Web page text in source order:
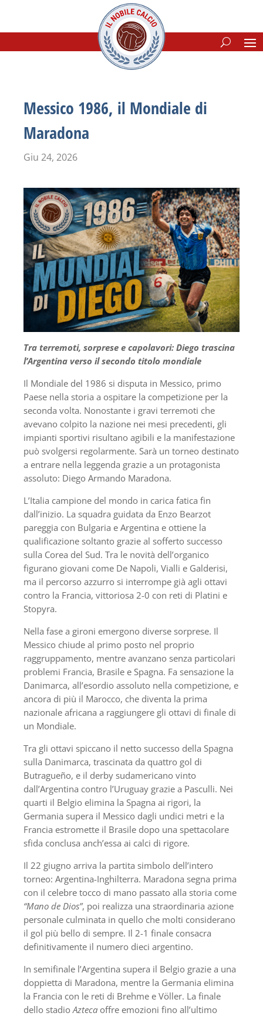
Messico 1986, il Mondiale di
Maradona
Giu 24, 2026
Tra terremoti, sorprese e capolavori: Diego trascina
l’Argentina verso il secondo titolo mondiale
Il Mondiale del 1986 si disputa in Messico, primo
Paese nella storia a ospitare la competizione per la
seconda volta. Nonostante i gravi terremoti che
avevano colpito la nazione nei mesi precedenti, gli
impianti sportivi risultano agibili e la manifestazione
può svolgersi regolarmente. Sarà un torneo destinato
a entrare nella leggenda grazie a un protagonista
assoluto: Diego Armando Maradona.
L’Italia campione del mondo in carica fatica fin
dall’inizio. La squadra guidata da Enzo Bearzot
pareggia con Bulgaria e Argentina e ottiene la
qualificazione soltanto grazie al sofferto successo
sulla Corea del Sud. Tra le novità dell’organico
figurano giovani come De Napoli, Vialli e Galderisi,
ma il percorso azzurro si interrompe già agli ottavi
contro la Francia, vittoriosa 2-0 con reti di Platini e
Stopyra.
Nella fase a gironi emergono diverse sorprese. Il
Messico chiude al primo posto nel proprio
raggruppamento, mentre avanzano senza particolari
problemi Francia, Brasile e Spagna. Fa sensazione la
Danimarca, all’esordio assoluto nella competizione, e
ancora di più il Marocco, che diventa la prima
nazionale africana a raggiungere gli ottavi di finale di
un Mondiale.
Tra gli ottavi spiccano il netto successo della Spagna
sulla Danimarca, trascinata da quattro gol di
Butragueño, e il derby sudamericano vinto
dall’Argentina contro l’Uruguay grazie a Pasculli. Nei
quarti il Belgio elimina la Spagna ai rigori, la
Germania supera il Messico dagli undici metri e la
Francia estromette il Brasile dopo una spettacolare
sfida conclusa anch’essa ai calci di rigore.
Il 22 giugno arriva la partita simbolo dell’intero
torneo: Argentina-Inghilterra. Maradona segna prima
con il celebre tocco di mano passato alla storia come
“Mano de Dios”, poi realizza una straordinaria azione
personale culminata in quello che molti considerano
il gol più bello di sempre. Il 2-1 finale consacra
definitivamente il numero dieci argentino.
In semifinale l’Argentina supera il Belgio grazie a una
doppietta di Maradona, mentre la Germania elimina
la Francia con le reti di Brehme e Völler. La finale
dello stadio Azteca offre emozioni fino all’ultimo